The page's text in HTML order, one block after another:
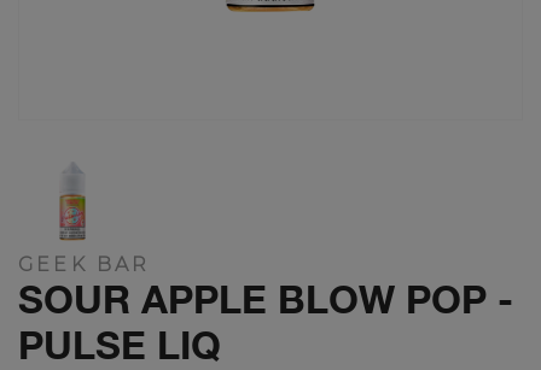
GEEK BAR
SOUR APPLE BLOW POP -
PULSE LIQ